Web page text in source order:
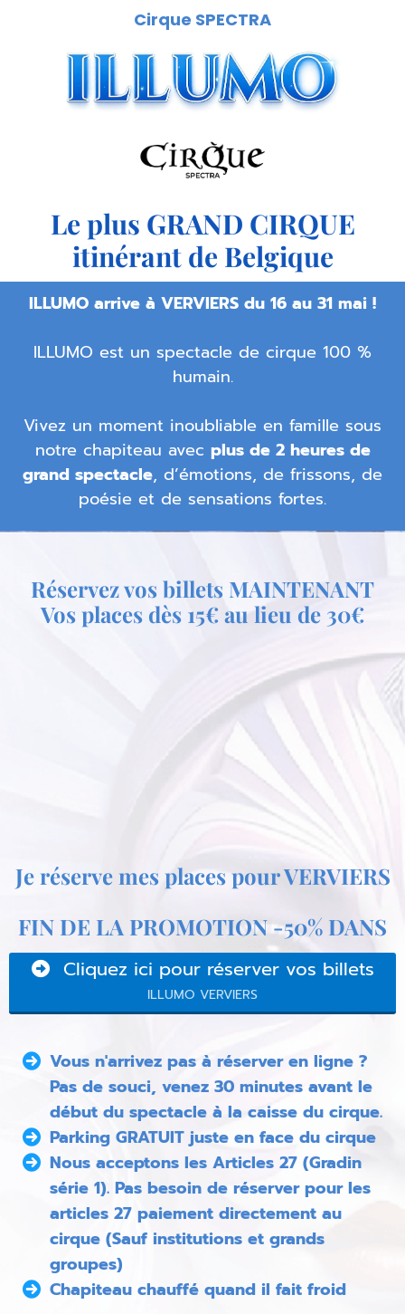
Cirque SPECTRA
Le plus GRAND CIRQUE
itinérant de Belgique
ILLUMO arrive à VERVIERS du 16 au 31 mai !
ILLUMO est un spectacle de cirque 100 %
humain.
Vivez un moment inoubliable en famille sous
notre chapiteau avec plus de 2 heures de
grand spectacle, d’émotions, de frissons, de
poésie et de sensations fortes.
Réservez vos billets MAINTENANT
Vos places dès 15€ au lieu de 30€
Je réserve mes places pour VERVIERS
FIN DE LA PROMOTION -50% DANS
Cliquez ici pour réserver vos billets
ILLUMO VERVIERS
Vous n'arrivez pas à réserver en ligne ?
Pas de souci, venez 30 minutes avant le
début du spectacle à la caisse du cirque.
Parking GRATUIT juste en face du cirque
Nous acceptons les Articles 27 (Gradin
série 1). Pas besoin de réserver pour les
articles 27 paiement directement au
cirque (Sauf institutions et grands
groupes)
Chapiteau chauffé quand il fait froid